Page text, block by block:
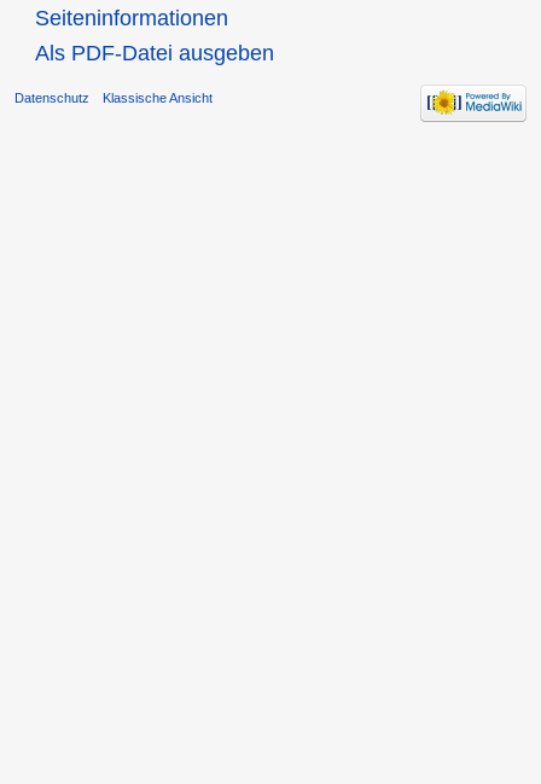
Seiten­informationen
Als PDF-Datei ausgeben
Datenschutz Klassische Ansicht